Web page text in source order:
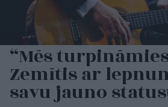
“Mēs
Zemītis ar
savu jauno